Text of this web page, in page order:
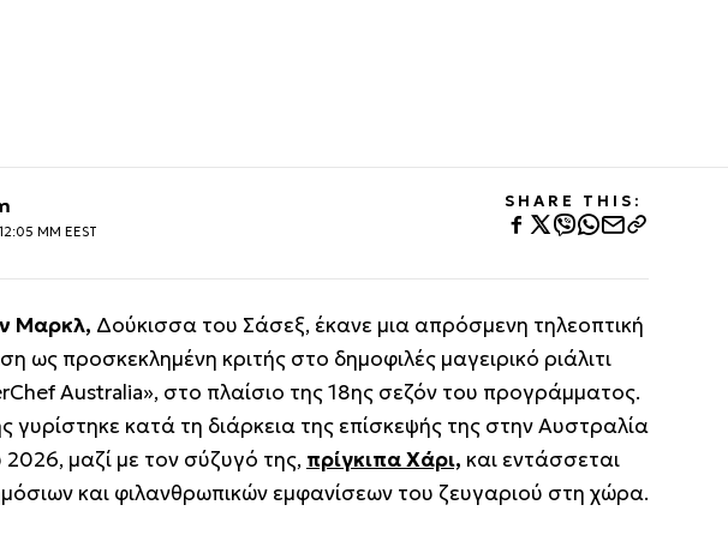
ΜΜ EEST
SHARE THIS:
Μαρκλ, Δούκισσα του Σάσεξ, έκανε μια απρόσμενη τηλεοπτική
ως προσκεκλημένη κριτής στο δημοφιλές μαγειρικό ριάλιτι
Australia», στο πλαίσιο της 18ης σεζόν του προγράμματος.
γυρίστηκε κατά τη διάρκεια της επίσκεψής της στην Αυστραλία
2026, μαζί με τον σύζυγό της, πρίγκιπα Χάρι, και εντάσσεται
και φιλανθρωπικών εμφανίσεων του ζευγαριού στη χώρα.